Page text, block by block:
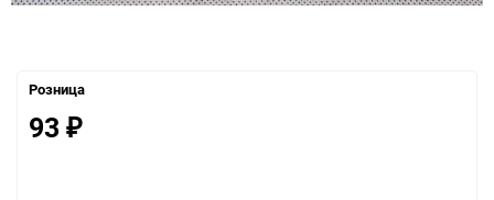
Розница
93 ₽